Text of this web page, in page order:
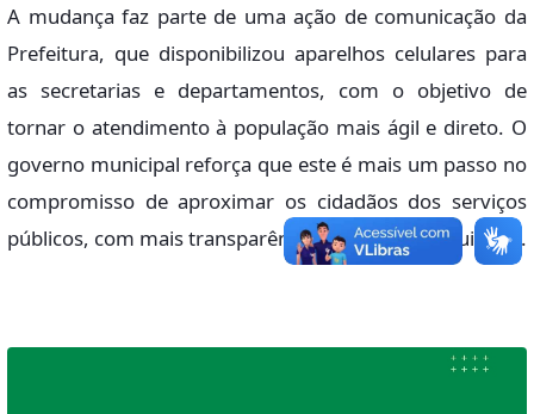
A mudança faz parte de uma ação de comunicação da
Prefeitura, que disponibilizou aparelhos celulares para
as secretarias e departamentos, com o objetivo de
tornar o atendimento à população mais ágil e direto. O
governo municipal reforça que este é mais um passo no
compromisso de aproximar os cidadãos dos serviços
públicos, com mais transparência, praticidade e cuidado.